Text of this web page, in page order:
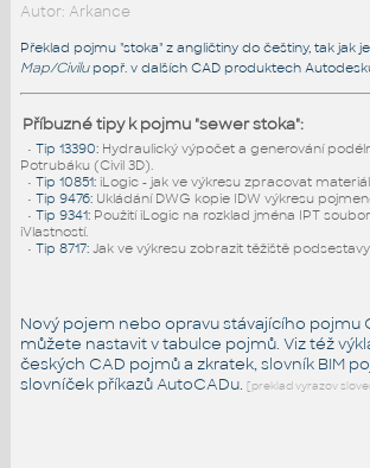
Autor: Arkance
Překlad pojmu "stoka" z angličtiny do češtiny, tak jak
Map/Civilupopř. v dalších CAD produktech
Příbuzné tipy k pojmu "sewer stoka":
• Tip 13390: Hydraulický výpočet a generování
Potrubáku (Civil 3D).
• Tip 10851: iLogic - jak ve výkresu zpracovat
• Tip 9476: Ukládání DWG kopie IDW výkresu
• Tip 9341: Použití iLogic na rozklad jména IPT
iVlastností.
• Tip 8717: Jak ve výkresu zobrazit těžiště
Nový pojem nebo opravu stávajícího pojmu
můžete nastavit v tabulce pojmů. Viz též
českých CAD pojmů a zkratek,slovník BIM
slovníček příkazů AutoCADu. [preklad vyrazov